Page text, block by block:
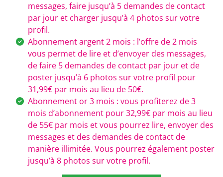
messages, faire jusqu’à 5 demandes de contact
par jour et charger jusqu’à 4 photos sur votre
profil.
Abonnement argent 2 mois : l’offre de 2 mois
vous permet de lire et d’envoyer des messages,
de faire 5 demandes de contact par jour et de
poster jusqu’à 6 photos sur votre profil pour
31,99€ par mois au lieu de 50€.
Abonnement or 3 mois : vous profiterez de 3
mois d’abonnement pour 32,99€ par mois au lieu
de 55€ par mois et vous pourrez lire, envoyer des
messages et des demandes de contact de
manière illimitée. Vous pourrez également poster
jusqu’à 8 photos sur votre profil.